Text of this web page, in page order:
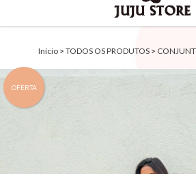
Início > TODOS OS PRODUTOS >
OFERTA